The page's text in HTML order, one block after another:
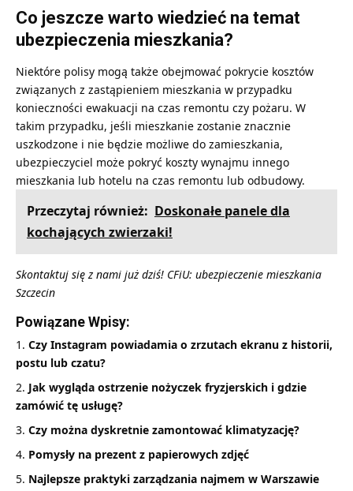
Co jeszcze warto wiedzieć na temat
ubezpieczenia mieszkania?
Niektóre polisy mogą także obejmować pokrycie kosztów
związanych z zastąpieniem mieszkania w przypadku
konieczności ewakuacji na czas remontu czy pożaru. W
takim przypadku, jeśli mieszkanie zostanie znacznie
uszkodzone i nie będzie możliwe do zamieszkania,
ubezpieczyciel może pokryć koszty wynajmu innego
mieszkania lub hotelu na czas remontu lub odbudowy.
Przeczytaj również: Doskonałe panele dla
kochających zwierzaki!
Skontaktuj się z nami już dziś! CFiU: ubezpieczenie mieszkania
Szczecin
Powiązane Wpisy:
Czy Instagram powiadamia o zrzutach ekranu z historii,
postu lub czatu?
Jak wygląda ostrzenie nożyczek fryzjerskich i gdzie
zamówić tę usługę?
Czy można dyskretnie zamontować klimatyzację?
Pomysły na prezent z papierowych zdjęć
Najlepsze praktyki zarządzania najmem w Warszawie